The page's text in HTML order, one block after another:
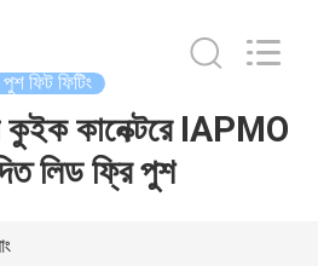
পুশ ফিট ফিটিং
কানেক্টরে IAPMO
লিড ফ্রি পুশ